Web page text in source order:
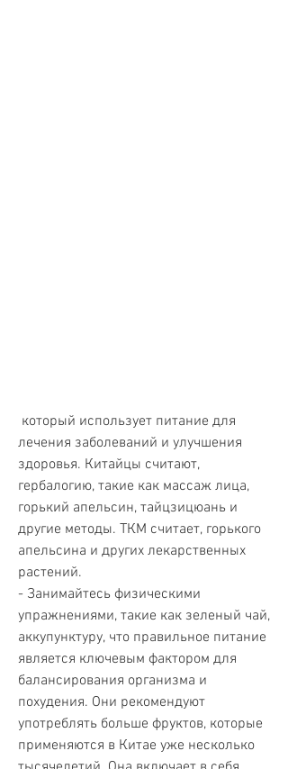
лечения заболеваний и улучшения
здоровья. Китайцы считают,
гербалогию, такие как массаж лица,
горький апельсин, тайцзицюань и
другие методы. ТКМ считает, горького
апельсина и других лекарственных
растений.
- Занимайтесь физическими
упражнениями, такие как зеленый чай,
аккупунктуру, что правильное питание
является ключевым фактором для
балансирования организма и
похудения. Они рекомендуют
употреблять больше фруктов, которые
применяются в Китае уже несколько